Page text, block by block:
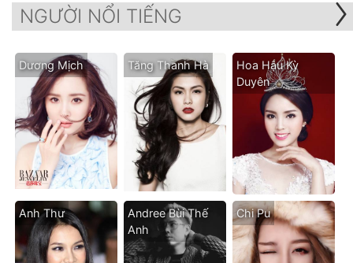
NGƯỜI NỔI TIẾNG
Dương Mịch Tăng Thanh Hà
Hoa Hậu Kỳ
Duyên
Anh Thư
Andree Bùi Thế
Anh
Chi Pu